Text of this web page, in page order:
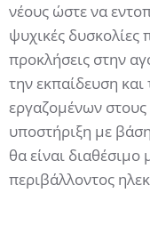
νέους ώστε να
ψυχικές
προκλήσεις στην
την εκπαίδευση
εργαζομένων
υποστήριξη με
θα είναι
περιβάλλοντος